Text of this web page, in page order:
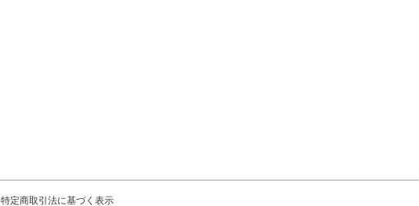
特定商取引法に基づく表示